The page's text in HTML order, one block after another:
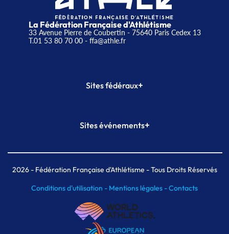
La Fédération Française d'Athlétisme
33 Avenue Pierre de Coubertin - 75640 Paris Cedex 13
T.01 53 80 70 00- ffa@athle.fr
Sites fédéraux+
Plateforme Formation
Sites événements+
Meeting de Paris indoor
MAIF Ekiden de Paris
2026- Fédération Française d'Athlétisme - Tous Droits Réservés
Conditions d'utilisation - Mentions légales -Contacts